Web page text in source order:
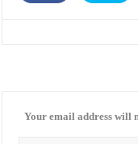
Your email address will